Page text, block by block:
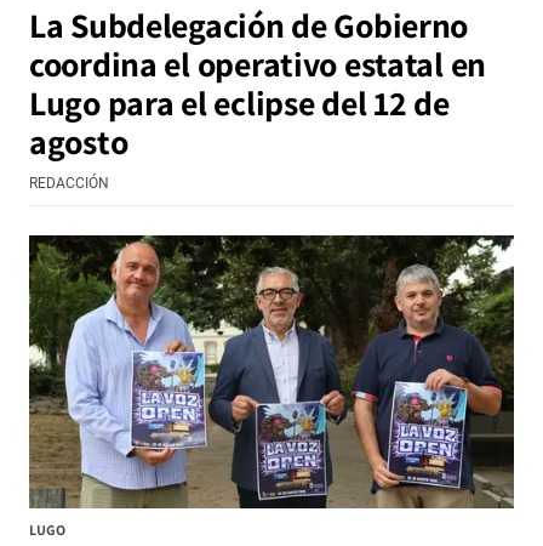
La Subdelegación de Gobierno
coordina el operativo estatal en
Lugo para el eclipse del 12 de
agosto
REDACCIÓN
LUGO